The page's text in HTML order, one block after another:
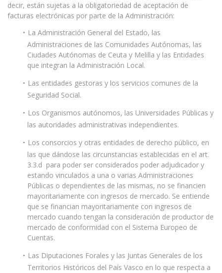
decir, están sujetas a la obligatoriedad de aceptación de
facturas electrónicas por parte de la Administración:
La Administración General del Estado, las
Administraciones de las Comunidades Autónomas, las
Ciudades Autónomas de Ceuta y Melilla y las Entidades
que integran la Administración Local.
Las entidades gestoras y los servicios comunes de la
Seguridad Social.
Los Organismos autónomos, las Universidades Públicas y
las autoridades administrativas independientes.
Los consorcios y otras entidades de derecho público, en
las que dándose las circunstancias establecidas en el art.
3.3.d para poder ser considerados poder adjudicador y
estando vinculados a una o varias Administraciones
Públicas o dependientes de las mismas, no se financien
mayoritariamente con ingresos de mercado. Se entiende
que se financian mayoritariamente con ingresos de
mercado cuando tengan la consideración de productor de
mercado de conformidad con el Sistema Europeo de
Cuentas.
Las Diputaciones Forales y las Juntas Generales de los
Territorios Históricos del País Vasco en lo que respecta a